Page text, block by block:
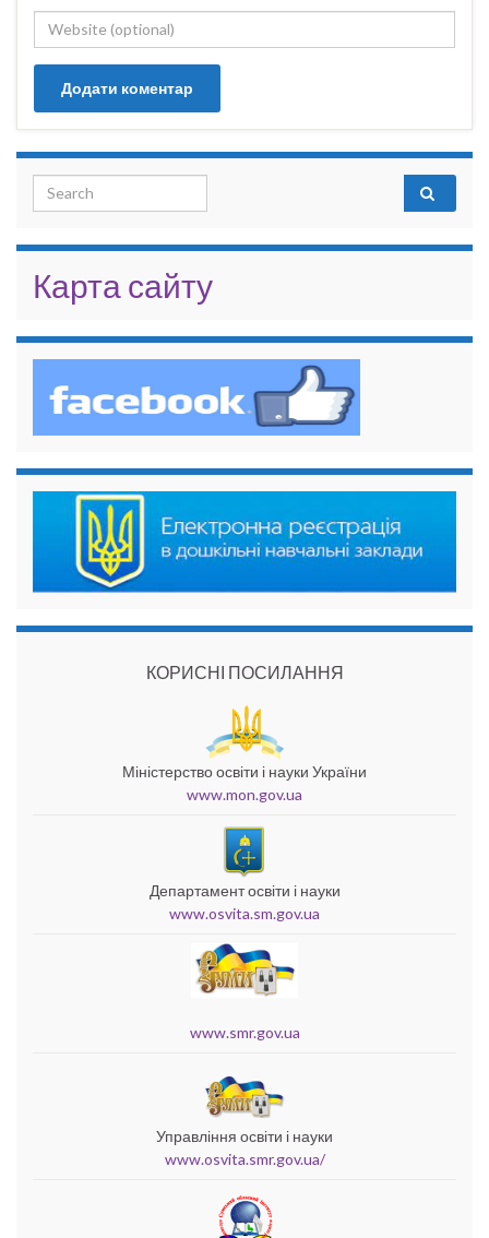
Search for:
Карта сайту
КОРИСНІ ПОСИЛАННЯ
Міністерство освіти і науки України
www.mon.gov.ua
Департамент освіти і науки
www.osvita.sm.gov.ua
www.smr.gov.ua
Управління освіти і науки
www.osvita.smr.gov.ua/